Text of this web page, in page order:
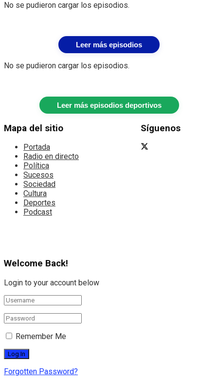
No se pudieron cargar los episodios.
Leer más episodios
No se pudieron cargar los episodios.
Leer más episodios deportivos
Mapa del sitio
Portada
Radio en directo
Política
Sucesos
Sociedad
Cultura
Deportes
Podcast
Síguenos
Welcome Back!
Login to your account below
Remember Me
Forgotten Password?